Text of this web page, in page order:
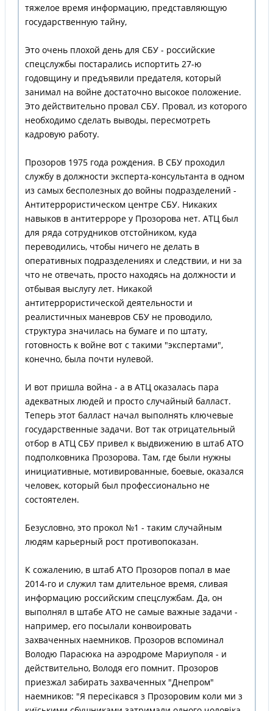
тяжелое время информацию, представляющую
государственную тайну,
Это очень плохой день для СБУ - российские
спецслужбы постарались испортить 27-ю
годовщину и предъявили предателя, который
занимал на войне достаточно высокое положение.
Это действительно провал СБУ. Провал, из которого
необходимо сделать выводы, пересмотреть
кадровую работу.
Прозоров 1975 года рождения. В СБУ проходил
службу в должности эксперта-консультанта в одном
из самых бесполезных до войны подразделений -
Антитеррористическом центре СБУ. Никаких
навыков в антитерроре у Прозорова нет. АТЦ был
для ряда сотрудников отстойником, куда
переводились, чтобы ничего не делать в
оперативных подразделениях и следствии, и ни за
что не отвечать, просто находясь на должности и
отбывая выслугу лет. Никакой
антитеррористической деятельности и
реалистичных маневров СБУ не проводило,
структура значилась на бумаге и по штату,
готовность к войне вот с такими "экспертами",
конечно, была почти нулевой.
И вот пришла война - а в АТЦ оказалась пара
адекватных людей и просто случайный балласт.
Теперь этот балласт начал выполнять ключевые
государственные задачи. Вот так отрицательный
отбор в АТЦ СБУ привел к выдвижению в штаб АТО
подполковника Прозорова. Там, где были нужны
инициативные, мотивированные, боевые, оказался
человек, который был профессионально не
состоятелен.
Безусловно, это прокол №1 - таким случайным
людям карьерный рост противопоказан.
К сожалению, в штаб АТО Прозоров попал в мае
2014-го и служил там длительное время, сливая
информацию российским спецслужбам. Да, он
выполнял в штабе АТО не самые важные задачи -
например, его посылали конвоировать
захваченных наемников. Прозоров вспоминал
Володю Парасюка на аэродроме Мариуполя - и
действительно, Володя его помнит. Прозоров
приезжал забирать захваченных "Днепром"
наемников: "Я пересікався з Прозоровим коли ми з